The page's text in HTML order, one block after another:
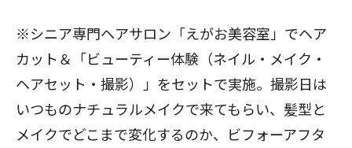
※シニア専門ヘアサロン「えがお美容室」でヘア
カット＆「ビューティー体験（ネイル・メイク・
ヘアセット・撮影）」をセットで実施。撮影日は
いつものナチュラルメイクで来てもらい、髪型と
メイクでどこまで変化するのか、ビフォーアフタ